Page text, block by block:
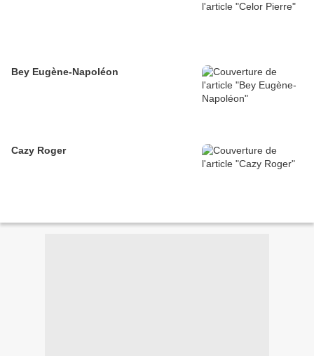
Bey Eugène-Napoléon
Cazy Roger